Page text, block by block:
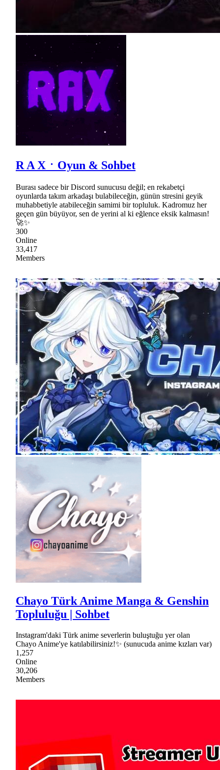
R A XㆍOyun & Sohbet
Burası sadece bir Discord sunucusu değil; en rekabetçi
oyunlarda takım arkadaşı bulabileceğin, günün stresini geyik
muhabbetiyle atabileceğin samimi bir topluluk. Kadromuz her
geçen gün büyüyor, sen de yerini al ki eğlence eksik kalmasın!
🚀✨
300
Online
33,417
Members
Chayo Türk Anime Manga & Genshin
Topluluğu | Sohbet
Instagram'daki Türk anime severlerin buluştuğu yer olan
Chayo Anime'ye katılabilirsiniz!✨ (sunucuda anime kızları var)
1,257
Online
30,206
Members